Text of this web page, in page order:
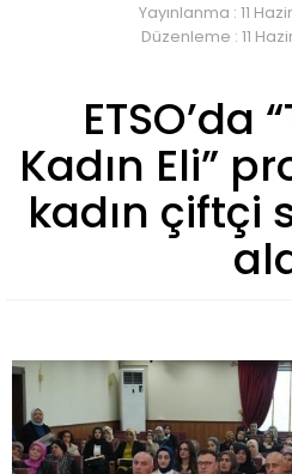
Yayınlanma : 11
Düzenleme : 11
ETSO’da
Kadın Eli”
kadın çiftçi